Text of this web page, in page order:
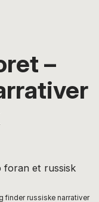
–
finder russiske narrativer